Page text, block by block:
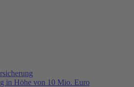
in Höhe von 10 Mio. Euro